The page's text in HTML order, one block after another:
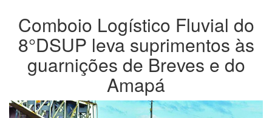
Comboio Logístico Fluvial do
8°DSUP leva suprimentos às
guarnições de Breves e do
Amapá